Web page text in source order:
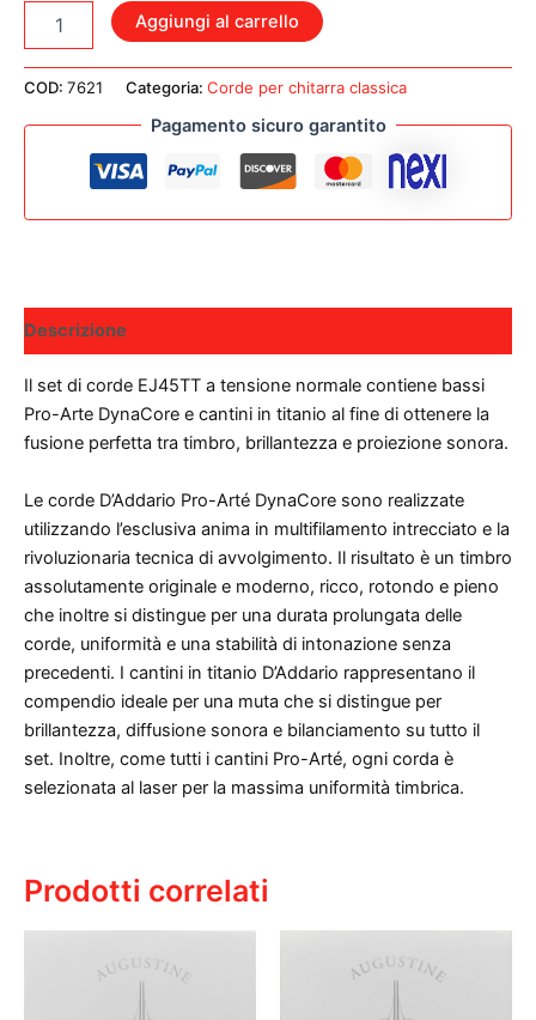
D'ADDARIO
EJ45TT
ARTE'
NORMAL
TENSION
Aggiungi al carrello
COD: 7621 Categoria: Corde per chitarra classica
Pagamento sicuro garantito
Descrizione
Il set di corde EJ45TT a tensione normale contiene bassi
Pro-Arte DynaCore e cantini in titanio al fine di ottenere la
fusione perfetta tra timbro, brillantezza e proiezione sonora.
Le corde D’Addario Pro-Arté DynaCore sono realizzate
utilizzando l’esclusiva anima in multifilamento intrecciato e la
rivoluzionaria tecnica di avvolgimento. Il risultato è un timbro
assolutamente originale e moderno, ricco, rotondo e pieno
che inoltre si distingue per una durata prolungata delle
corde, uniformità e una stabilità di intonazione senza
precedenti. I cantini in titanio D’Addario rappresentano il
compendio ideale per una muta che si distingue per
brillantezza, diffusione sonora e bilanciamento su tutto il
set. Inoltre, come tutti i cantini Pro-Arté, ogni corda è
selezionata al laser per la massima uniformità timbrica.
Prodotti correlati